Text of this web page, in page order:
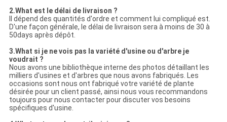
2.What est le délai de livraison ?
Il dépend des quantités d'ordre et comment lui compliqué est.
D'une façon générale, le délai de livraison sera à moins de 30 à
50days après dépôt.
3.What si je ne vois pas la variété d'usine ou d'arbre je
voudrait ?
Nous avons une bibliothèque interne des photos détaillant les
milliers d'usines et d'arbres que nous avons fabriqués. Les
occasions sont nous ont fabriqué votre variété de plante
désirée pour un client passé, ainsi nous vous recommandons
toujours pour nous contacter pour discuter vos besoins
spécifiques d'usine.